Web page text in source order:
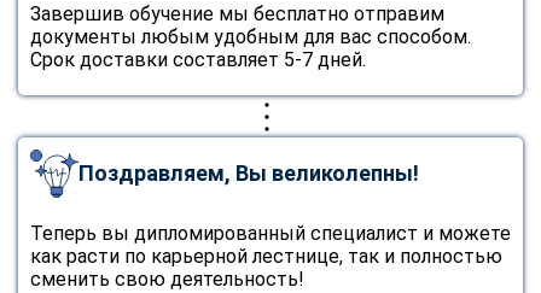
Завершив обучение мы бесплатно отправим
документы любым удобным для вас способом.
Срок доставки составляет 5-7 дней.
Поздравляем, Вы великолепны!
Теперь вы дипломированный специалист и можете
как расти по карьерной лестнице, так и полностью
сменить свою деятельность!